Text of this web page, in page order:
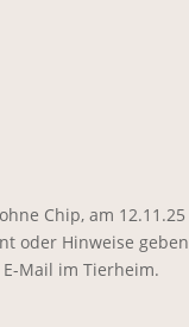
Chip, am 12.11.25
oder Hinweise geben
Mail im Tierheim.